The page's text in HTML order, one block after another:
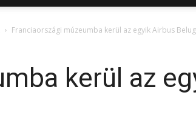
Franciaországi múzeumba kerül az egyik Airbus
kerül az